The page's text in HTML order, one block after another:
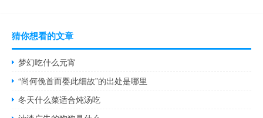
猜你想看的文章
梦幻吃什么元宵
“尚何俛首而婴此细故”的出处是哪里
冬天什么菜适合炖汤吃